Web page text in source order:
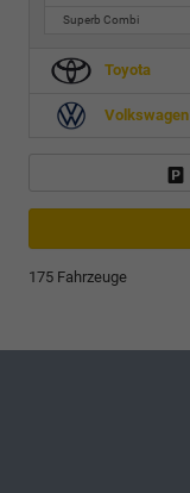
Superb Combi
Toyota
Volkswagen
175 Fahrzeuge